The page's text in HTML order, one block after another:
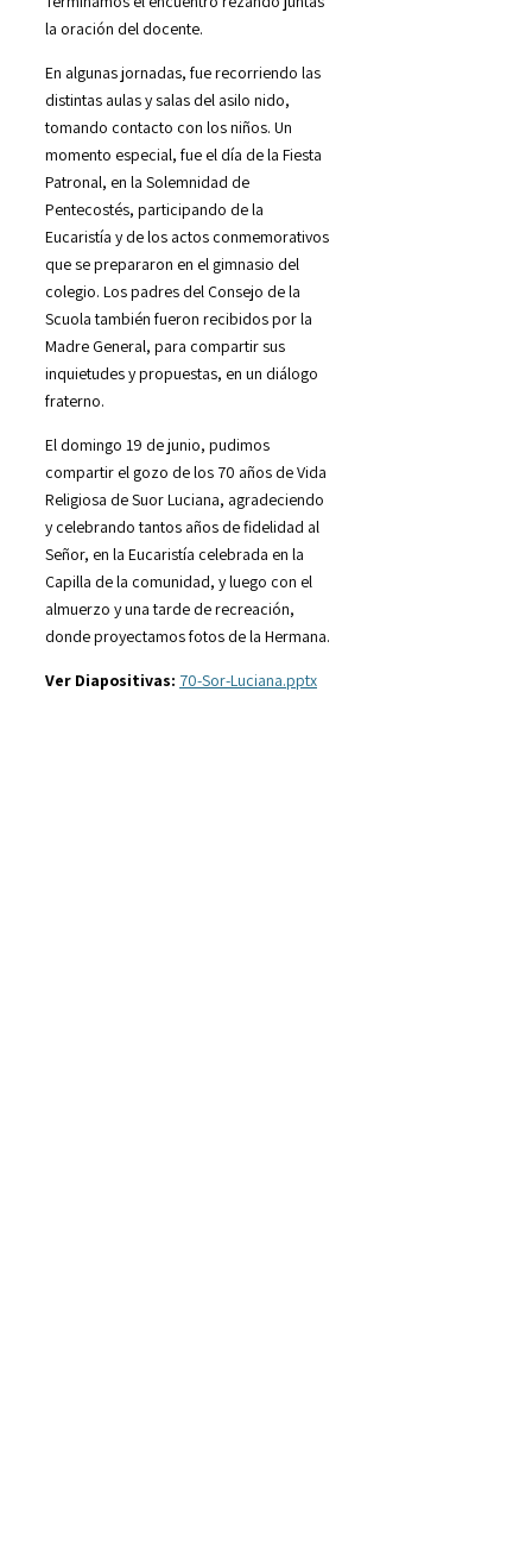
la oración del docente.
En algunas jornadas, fue recorriendo las
distintas aulas y salas del asilo nido,
tomando contacto con los niños. Un
momento especial, fue el día de la Fiesta
Patronal, en la Solemnidad de
Pentecostés, participando de la
Eucaristía y de los actos conmemorativos
que se prepararon en el gimnasio del
colegio. Los padres del Consejo de la
Scuola también fueron recibidos por la
Madre General, para compartir sus
inquietudes y propuestas, en un diálogo
fraterno.
El domingo 19 de junio, pudimos
compartir el gozo de los 70 años de Vida
Religiosa de Suor Luciana, agradeciendo
y celebrando tantos años de fidelidad al
Señor, en la Eucaristía celebrada en la
Capilla de la comunidad, y luego con el
almuerzo y una tarde de recreación,
donde proyectamos fotos de la Hermana.
Ver Diapositivas: 70-Sor-Luciana.pptx